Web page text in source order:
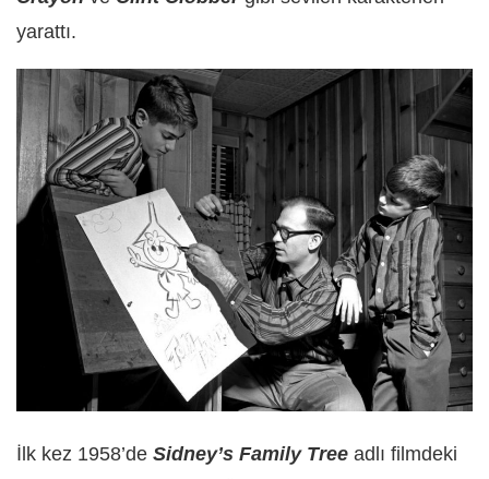
yarattı.
İlk kez 1958’de Sidney’s Family Tree adlı filmdeki